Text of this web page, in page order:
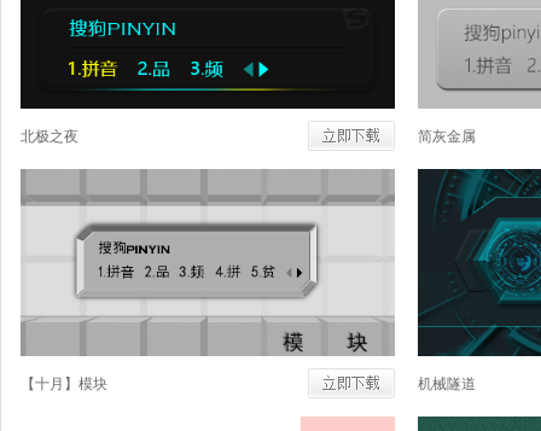
北极之夜 简灰金属
【十月】模块 机械隧道